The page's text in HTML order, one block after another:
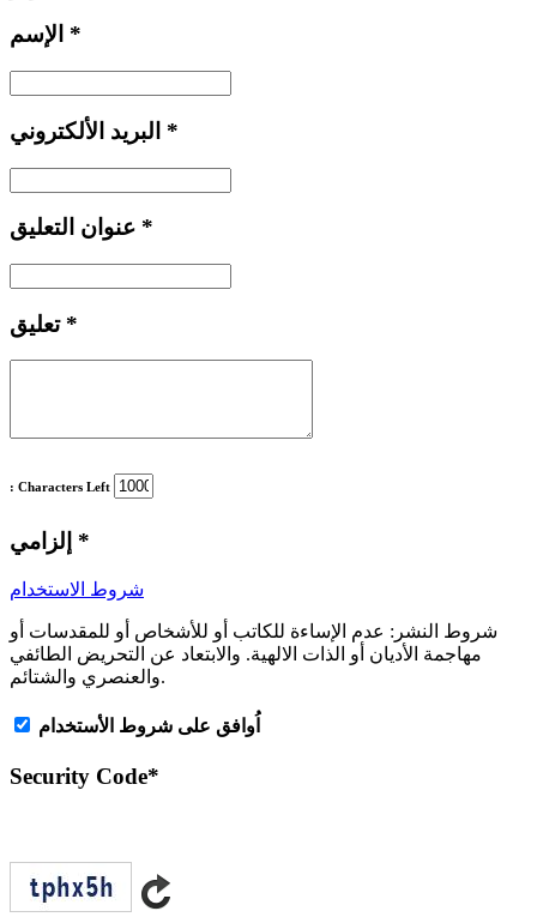
*
*
*
تعليق *
: Characters Left
*
شروط الاستخدام
شروط النشر: عدم الإساءة للكاتب أو للأشخاص أو للمقدسات أو
مهاجمة الأديان أو الذات الالهية. والابتعاد عن التحريض الطائفي
والعنصري والشتائم.
اُوافق على شروط الأستخدام
Security Code*